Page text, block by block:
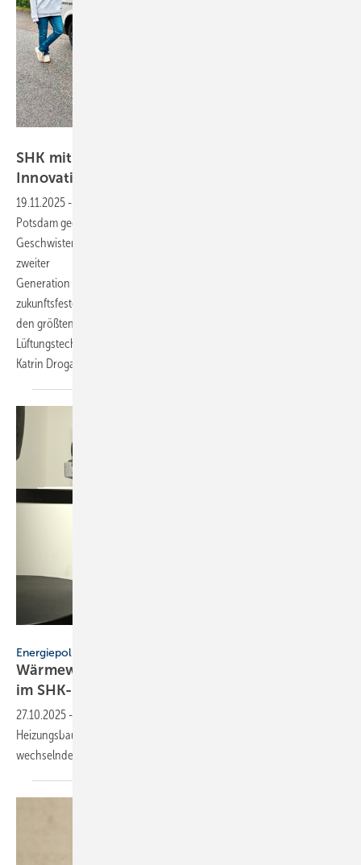
SHK mit Zukunft: Die Benschs setzen auf
Innovation und
19.11.2025 -
Potsdam gegründet wurde, zum modernen Unternehmen: Die
Geschwister Silvio und Kristin Bensch führen den Familienbetrieb in
zweiter
Generation fort mit klarem Fokus auf technische Innovation und
zukunftsfestes SHK-Handwerk. Während der Heizungsbereich noch
den größten Anteil am Umsatz ausmacht, gewinnen Klima- und
Lüftungstechnik zunehmend an Bedeutung, wie SBZ-Redakteurin
Katrin Drogatz-Krämer
Energiepolitik
Wärmewende: zwi­schen Fort­schritt und Frust
im SHK-Hand­werk
27.10.2025 -
Heizungsbaumeister Ralf Schöll aus Tübingen berichtet von
wechselnden Vorgaben und